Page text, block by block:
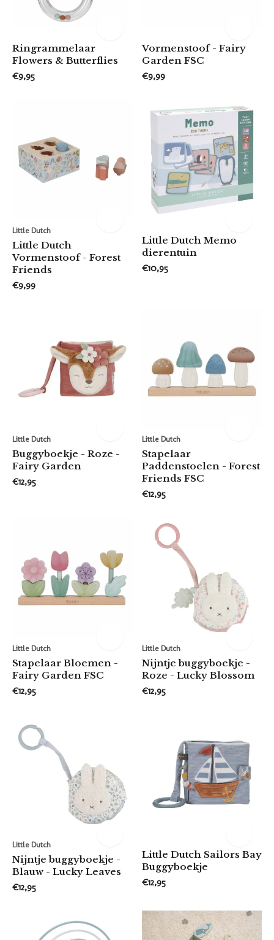
Ringrammelaar
Flowers & Butterflies
€9,95
Vormenstoof - Fairy
Garden FSC
€9,99
Little Dutch
Little Dutch
Vormenstoof - Forest
Friends
€9,99
Little Dutch Memo
dierentuin
€10,95
Little Dutch
Buggyboekje - Roze -
Fairy Garden
€12,95
Little Dutch
Stapelaar
Paddenstoelen - Forest
Friends FSC
€12,95
Little Dutch
Stapelaar Bloemen -
Fairy Garden FSC
€12,95
Little Dutch
Nijntje buggyboekje -
Roze - Lucky Blossom
€12,95
Little Dutch
Nijntje buggyboekje -
Blauw - Lucky Leaves
€12,95
Little Dutch Sailors Bay
Buggyboekje
€12,95